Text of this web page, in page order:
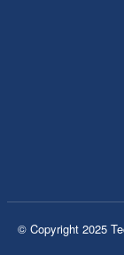
© Copyright 2025